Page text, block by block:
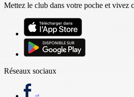
Mettez le club dans votre poche et vivez
Réseaux sociaux